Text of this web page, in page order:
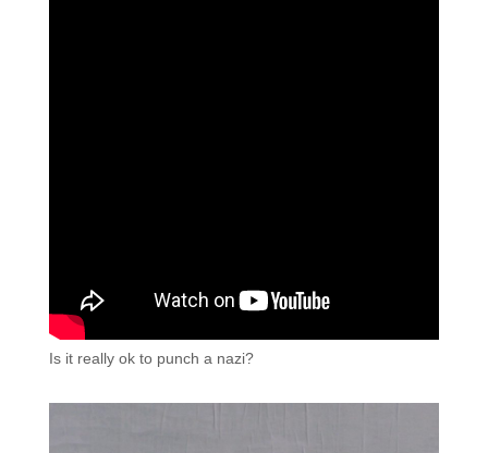
Is it really ok to punch a nazi?